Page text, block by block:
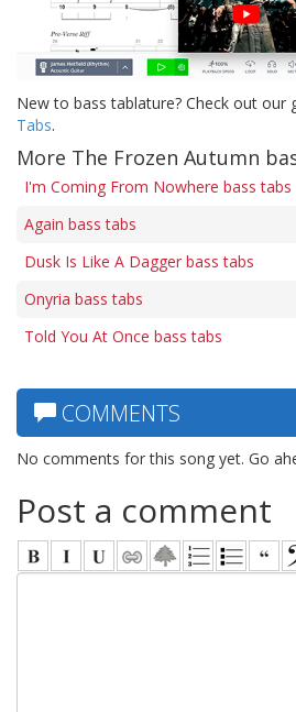
New to bass tablature? Check out our
Tabs.
More The Frozen Autumn
I'm Coming From Nowhere bass tabs
Again bass tabs
Dusk Is Like A Dagger bass tabs
Onyria bass tabs
Told You At Once bass tabs
COMMENTS
No comments for this song yet. Go
Post a comment